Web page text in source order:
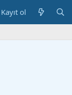
Kayıt ol